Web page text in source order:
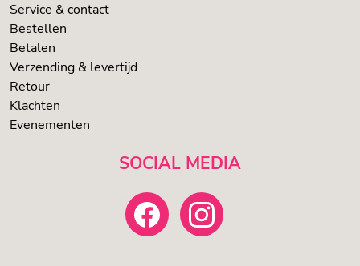
Service & contact
Bestellen
Betalen
Verzending & levertijd
Retour
Klachten
Evenementen
SOCIAL MEDIA